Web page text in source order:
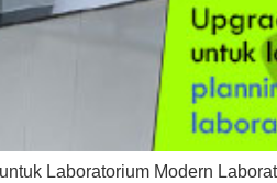
Laboratorium Modern